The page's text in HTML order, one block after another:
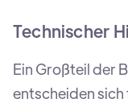
Technischer
Ein Großteil der
entscheiden sich